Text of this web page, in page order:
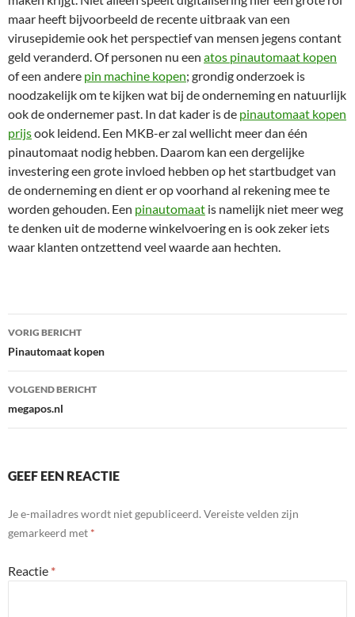
maar heeft bijvoorbeeld de recente uitbraak van een
virusepidemie ook het perspectief van mensen jegens contant
geld veranderd. Of personen nu een atos pinautomaat kopen
of een andere pin machine kopen; grondig onderzoek is
noodzakelijk om te kijken wat bij de onderneming en natuurlijk
ook de ondernemer past. In dat kader is de pinautomaat kopen
prijsook leidend. Een MKB-er zal wellicht meer dan één
pinautomaat nodig hebben. Daarom kan een dergelijke
investering een grote invloed hebben op het startbudget van
de onderneming en dient er op voorhand al rekening mee te
worden gehouden. Een pinautomaat is namelijk niet meer weg
te denken uit de moderne winkelvoering en is ook zeker iets
waar klanten ontzettend veel waarde aan hechten.
Bericht
navigatie
VORIG BERICHT
Pinautomaat kopen
VOLGEND BERICHT
megapos.nl
GEEF EEN REACTIE
Je e-mailadres wordt niet gepubliceerd. Vereiste velden zijn
gemarkeerd met *
Reactie *